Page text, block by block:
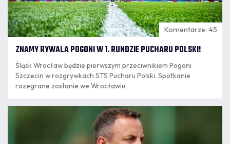
Komentarze: 45
ZNAMY RYWALA POGONI W 1. RUNDZIE PUCHARU POLSKI!
Śląsk Wrocław będzie pierwszym przeciwnikiem Pogoni
Szczecin w rozgrywkach STS Pucharu Polski. Spotkanie
rozegrane zostanie we Wrocławiu.